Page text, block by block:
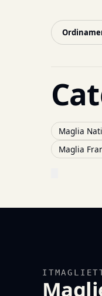
Maglia
Maglia